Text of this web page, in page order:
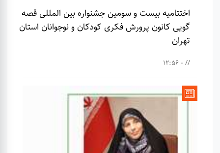
اختتامیه بیست و سومین جشنواره بین المللی قصه
گویی کانون پرورش فکری کودکان و نوجوانان استان
تهران
// - 12:56